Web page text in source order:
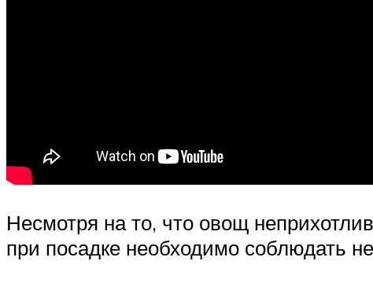
Несмотря на то, что овощ
при посадке необходимо соблюдать